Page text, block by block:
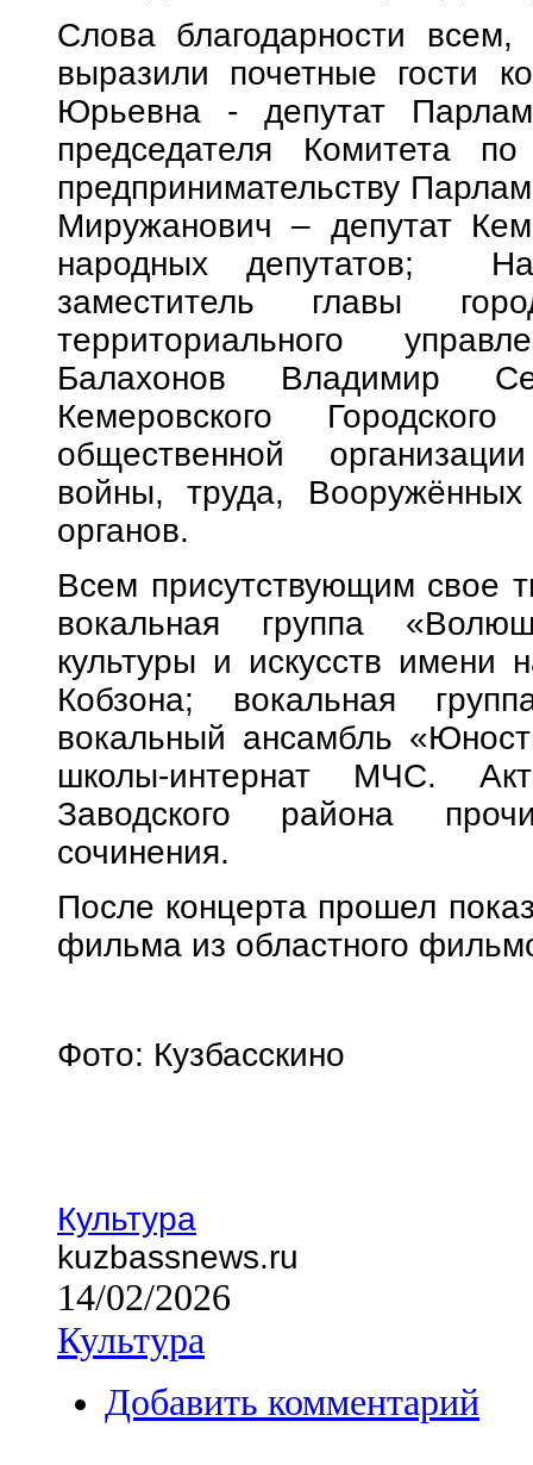
Слова благодарности
выразили почетные гости
Юрьевна - депутат
председателя Комитета
предпринимательству
Миружанович – депутат
народных депутатов;
заместитель главы
территориального
Балахонов Владимир
Кемеровского
общественной
войны, труда,
органов.
Всем присутствующим свое
вокальная группа
культуры и искусств
Кобзона; вокальная
вокальный ансамбль
школы-интернат МЧС.
Заводского района
сочинения.
После концерта прошел
фильма из областного
Фото: Кузбасскино
Культура
kuzbassnews.ru
14/02/2026
Культура
Добавить комментарий